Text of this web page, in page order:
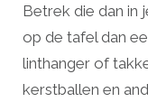
Betrek die dan in
op de tafel dan
linthanger of
kerstballen en